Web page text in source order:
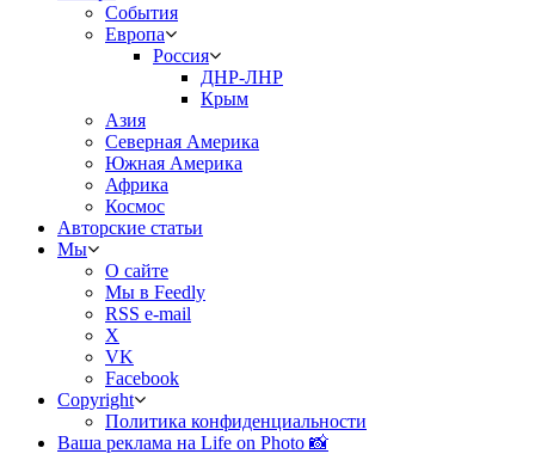
События
Европа
Россия
ДНР-ЛНР
Крым
Азия
Северная Америка
Южная Америка
Африка
Космос
Авторские статьи
Мы
О сайте
Мы в Feedly
RSS e-mail
X
VK
Facebook
Copyright
Политика конфиденциальности
Ваша реклама на Life on Photo 📸